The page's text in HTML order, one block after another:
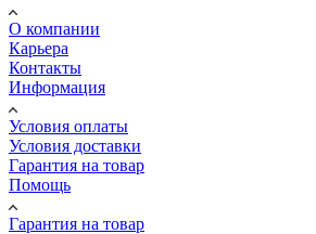
О компании
Карьера
Контакты
Информация
Условия оплаты
Условия доставки
Гарантия на товар
Помощь
Гарантия на товар